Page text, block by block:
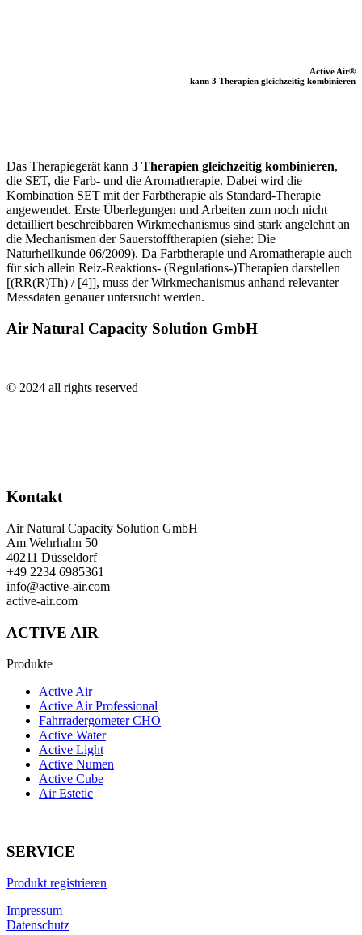
Active Air®
kann 3 Therapien gleichzeitig kombinieren
Das Therapiegerät kann 3 Therapien gleichzeitig kombinieren,
die SET, die Farb- und die Aromatherapie. Dabei wird die
Kombination SET mit der Farbtherapie als Standard-Therapie
angewendet. Erste Überlegungen und Arbeiten zum noch nicht
detailliert beschreibbaren Wirkmechanismus sind stark angelehnt an
die Mechanismen der Sauerstofftherapien (siehe: Die
Naturheilkunde 06/2009). Da Farbtherapie und Aromatherapie auch
für sich allein Reiz-Reaktions- (Regulations-)Therapien darstellen
[(RR(R)Th) / [4]], muss der Wirkmechanismus anhand relevanter
Messdaten genauer untersucht werden.
Air Natural Capacity Solution GmbH
© 2024 all rights reserved
Kontakt
Air Natural Capacity Solution GmbH
Am Wehrhahn 50
40211 Düsseldorf
+49 2234 6985361
info@active-air.com
active-air.com
ACTIVE AIR
Produkte
Active Air
Active Air Professional
Fahrradergometer CHO
Active Water
Active Light
Active Numen
Active Cube
Air Estetic
SERVICE
Produkt registrieren
Impressum
Datenschutz